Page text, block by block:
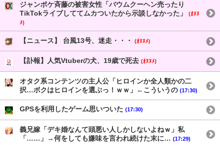
ジャンポケ斉藤の被害女性「バウムクーヘン売ったり
TikTokライブしててムカついたから示談しなかった」
(ｵﾇﾇ
ﾒ)
【ニュース】 台風13号、迷走・・・ (ｵﾇﾇﾒ)
【訃報】人気Vtuberの犬、19歳で死去 (ｵﾇﾇﾒ)
オタク系コンテンツの主人公「ヒロインか全人類かの二
択…ボクはヒロインを選ぶっ！ｗｗ」←こういうの (17:30)
GPSを利用したゲーム思いついた (17:30)
義兄嫁「デキ婚なんて頭悪い人しかしないよねｗ」私
「……」→何をしても嫌味を言われ続けた末に… (17:29)